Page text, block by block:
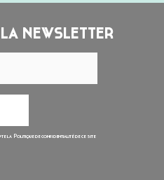
NEWSLETTER
la Politique de confidentialitéde ce site